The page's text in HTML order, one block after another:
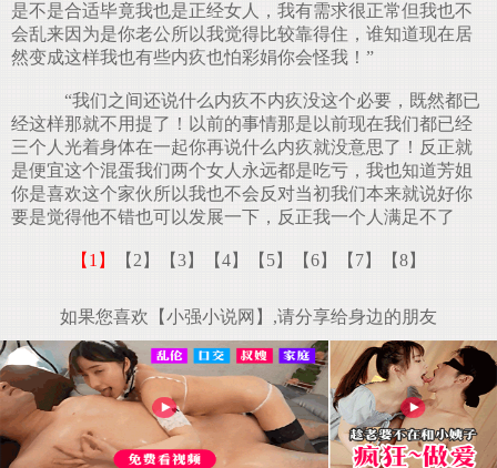
是不是合适毕竟我也是正经女人，我有需求很正常但我也不
会乱来因为是你老公所以我觉得比较靠得住，谁知道现在居
然变成这样我也有些内疚也怕彩娟你会怪我！”
“我们之间还说什么内疚不内疚没这个必要，既然都已
经这样那就不用提了！以前的事情那是以前现在我们都已经
三个人光着身体在一起你再说什么内疚就没意思了！反正就
是便宜这个混蛋我们两个女人永远都是吃亏，我也知道芳姐
你是喜欢这个家伙所以我也不会反对当初我们本来就说好你
要是觉得他不错也可以发展一下，反正我一个人满足不了
【1】 【2】 【3】 【4】 【5】 【6】 【7】 【8】
如果您喜欢【小强小说网】,请分享给身边的朋友